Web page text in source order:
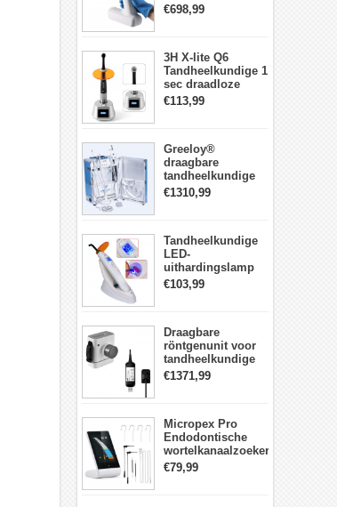
hoge frequentie
intraorale
€698,99
3H X-lite Q6
Tandheelkundige 1
sec draadloze
LED-
Uithardingslamp
behuizing
€113,99
Greeloy®
draagbare
tandheelkundige
Eenheid met
luchtCompressor
ultrasone scaler)
€1310,99
Tandheelkundige
LED-
uithardingslamp
Draadloos met
lichtmeter 2000
€103,99
Draagbare
röntgenunit voor
tandheelkundige
apparatuur met
hoge frequentie +
€1371,99
Micropex Pro
Endodontische
wortelkanaalzoeker
Apex Locator voor
kanaallengtemeting
€79,99